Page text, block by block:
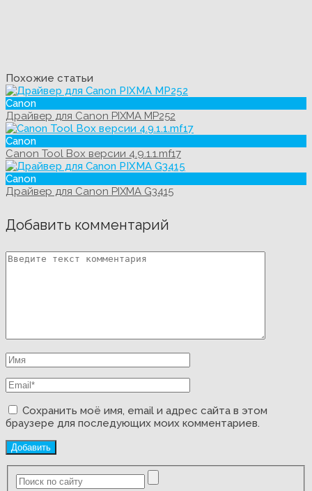
Похожие статьи
Canon
Драйвер для Canon PIXMA MP252
Canon
Canon Tool Box версии 4.9.1.1.mf17
Canon
Драйвер для Canon PIXMA G3415
Добавить комментарий
Сохранить моё имя, email и адрес сайта в этом
браузере для последующих моих комментариев.